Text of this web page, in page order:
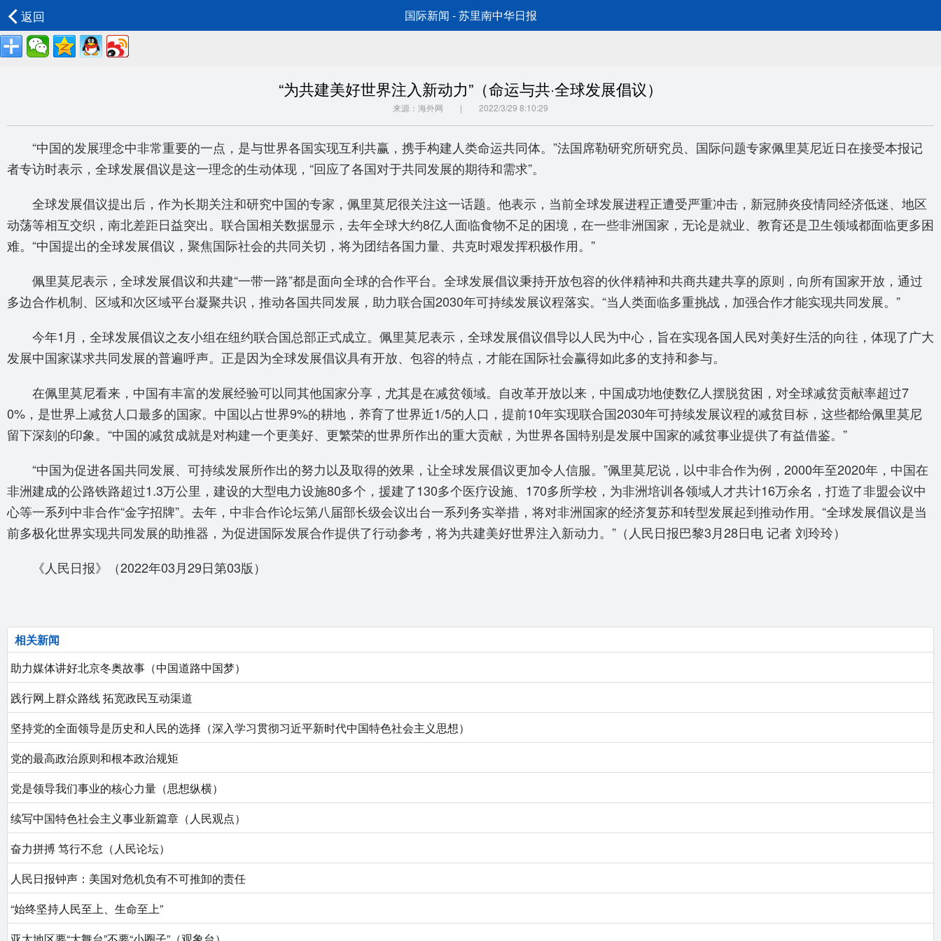
返回 国际新闻 - 苏里南中华日报
“为共建美好世界注入新动力”（命运与共·全球发展倡议）
来源：海外网 | 2022/3/29 8:10:29
“中国的发展理念中非常重要的一点，是与世界各国实现互利共赢，携手构建人类命运共同体。”法国席勒研究所研究员、国际问题专家佩里莫尼近日在接受本报记
者专访时表示，全球发展倡议是这一理念的生动体现，“回应了各国对于共同发展的期待和需求”。
全球发展倡议提出后，作为长期关注和研究中国的专家，佩里莫尼很关注这一话题。他表示，当前全球发展进程正遭受严重冲击，新冠肺炎疫情同经济低迷、地区
动荡等相互交织，南北差距日益突出。联合国相关数据显示，去年全球大约8亿人面临食物不足的困境，在一些非洲国家，无论是就业、教育还是卫生领域都面临更多困
难。“中国提出的全球发展倡议，聚焦国际社会的共同关切，将为团结各国力量、共克时艰发挥积极作用。”
佩里莫尼表示，全球发展倡议和共建“一带一路”都是面向全球的合作平台。全球发展倡议秉持开放包容的伙伴精神和共商共建共享的原则，向所有国家开放，通过
多边合作机制、区域和次区域平台凝聚共识，推动各国共同发展，助力联合国2030年可持续发展议程落实。“当人类面临多重挑战，加强合作才能实现共同发展。”
今年1月，全球发展倡议之友小组在纽约联合国总部正式成立。佩里莫尼表示，全球发展倡议倡导以人民为中心，旨在实现各国人民对美好生活的向往，体现了广大
发展中国家谋求共同发展的普遍呼声。正是因为全球发展倡议具有开放、包容的特点，才能在国际社会赢得如此多的支持和参与。
在佩里莫尼看来，中国有丰富的发展经验可以同其他国家分享，尤其是在减贫领域。自改革开放以来，中国成功地使数亿人摆脱贫困，对全球减贫贡献率超过7
0%，是世界上减贫人口最多的国家。中国以占世界9%的耕地，养育了世界近1/5的人口，提前10年实现联合国2030年可持续发展议程的减贫目标，这些都给佩里莫尼
留下深刻的印象。“中国的减贫成就是对构建一个更美好、更繁荣的世界所作出的重大贡献，为世界各国特别是发展中国家的减贫事业提供了有益借鉴。”
“中国为促进各国共同发展、可持续发展所作出的努力以及取得的效果，让全球发展倡议更加令人信服。”佩里莫尼说，以中非合作为例，2000年至2020年，中国在
非洲建成的公路铁路超过1.3万公里，建设的大型电力设施80多个，援建了130多个医疗设施、170多所学校，为非洲培训各领域人才共计16万余名，打造了非盟会议中
心等一系列中非合作“金字招牌”。去年，中非合作论坛第八届部长级会议出台一系列务实举措，将对非洲国家的经济复苏和转型发展起到推动作用。“全球发展倡议是当
前多极化世界实现共同发展的助推器，为促进国际发展合作提供了行动参考，将为共建美好世界注入新动力。” （人民日报巴黎3月28日电记者 刘玲玲）
《人民日报》（2022年03月29日第03版）
相关新闻
助力媒体讲好北京冬奥故事（中国道路中国梦）
践行网上群众路线 拓宽政民互动渠道
坚持党的全面领导是历史和人民的选择（深入学习贯彻习近平新时代中国特色社会主义思想）
党的最高政治原则和根本政治规矩
党是领导我们事业的核心力量（思想纵横）
续写中国特色社会主义事业新篇章（人民观点）
奋力拼搏 笃行不怠（人民论坛）
人民日报钟声：美国对危机负有不可推卸的责任
“始终坚持人民至上、生命至上”